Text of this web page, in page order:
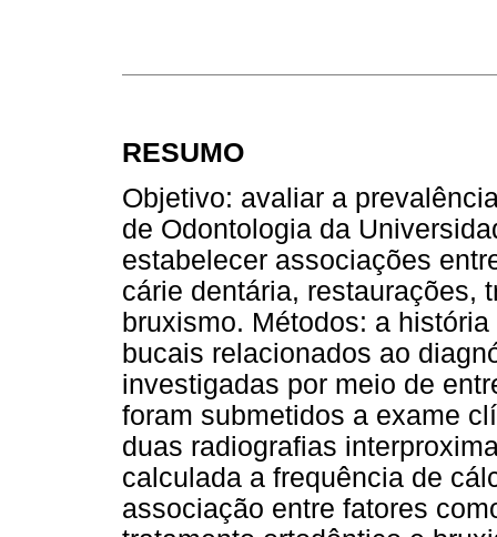
RESUMO
Objetivo: avaliar a
de Odontologia da
estabelecer associações
cárie dentária, restaurações,
bruxismo. Métodos: a
bucais relacionados ao
investigadas por meio de
foram submetidos a exame
duas radiografias
calculada a frequência de
associação entre fatores